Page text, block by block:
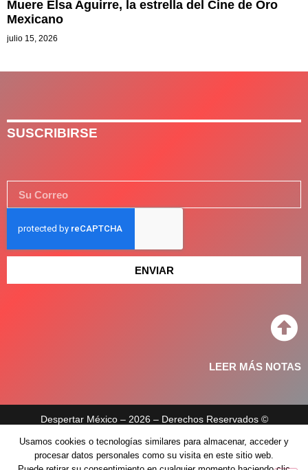
Muere Elsa Aguirre, la estrella del Cine de Oro
Mexicano
julio 15, 2026
SUSCRIBIRSE
ENVIAR
LEER MÁS NOTAS
Despertar México – 2026 – Derechos Reservados ©
Aviso de privacidad
Usamos cookies o tecnologías similares para almacenar, acceder y
procesar datos personales como su visita en este sitio web.